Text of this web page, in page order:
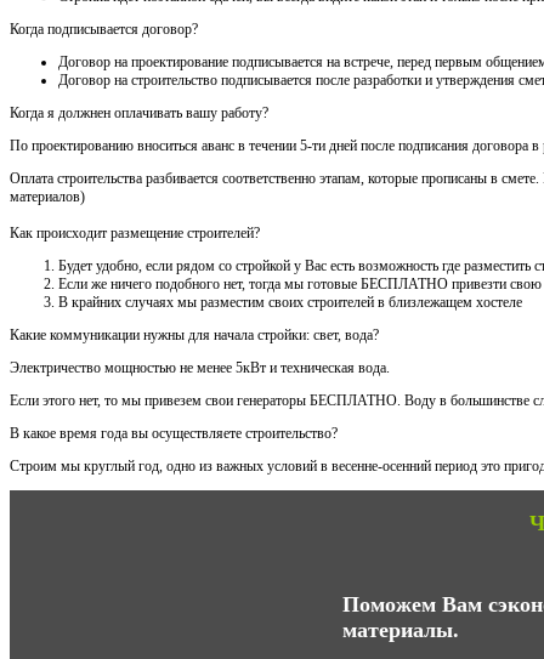
Когда подписывается договор?
Договор на проектирование подписывается на встрече, перед первым
Договор на строительство подписывается после разработки и утверждения
Когда я должнен оплачивать вашу работу?
По проектированию вноситься аванс в течении 5-ти дней после подписания
Оплата строительства разбивается соответственно этапам, которые прописаны в
материалов)
Как происходит размещение строителей?
Будет удобно, если рядом со стройкой у Вас есть возможность где
Если же ничего подобного нет, тогда мы готовые БЕСПЛАТНО привезти свою
В крайних случаях мы разместим своих строителей в близлежащем хостеле
Какие коммуникации нужны для начала стройки: свет, вода?
Электричество мощностью не менее 5кВт и техническая вода.
Если этого нет, то мы привезем свои генераторы БЕСПЛАТНО. Воду в большинстве
В какое время года вы осуществляете строительство?
Строим мы круглый год, одно из важных условий в весенне-осенний период это
Поможем Вам
материалы.